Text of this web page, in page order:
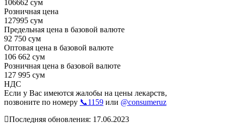
106662 сум
Розничная цена
127995 сум
Предельная цена в базовой валюте
92 750 сум
Оптовая цена в базовой валюте
106 662 сум
Розничная цена в базовой валюте
127 995 сум
НДС
Если у Вас имеются жалобы на цены лекарств,
позвоните по номеру 📞1159 или @consumeruz
Последняя обновления: 17.06.2023